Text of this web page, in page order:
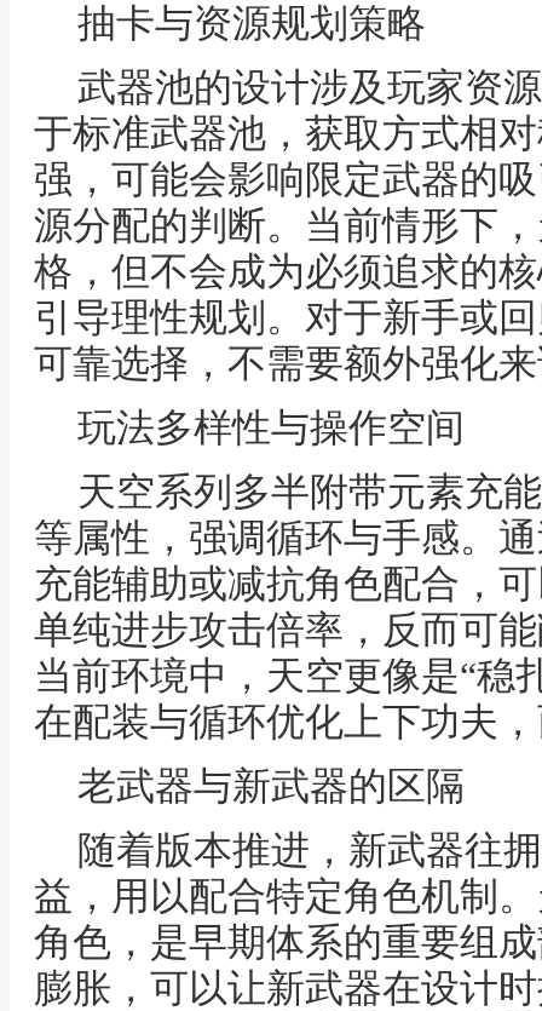
抽卡与资源规划策略
武器池的设计涉及玩家资
于标准武器池，获取方式相
强，可能会影响限定武器的
源分配的判断。当前情形下
格，但不会成为必须追求的
引导理性规划。对于新手或
可靠选择，不需要额外强化
玩法多样性与操作空间
天空系列多半附带元素充
等属性，强调循环与手感。
充能辅助或减抗角色配合，
单纯进步攻击倍率，反而可
当前环境中，天空更像是“稳
在配装与循环优化上下功夫
老武器与新武器的区隔
随着版本推进，新武器往
益，用以配合特定角色机制
角色，是早期体系的重要组
膨胀，可以让新武器在设计